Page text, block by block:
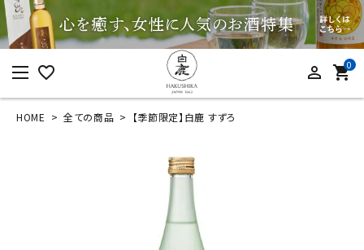
favorite_border person_outline 0
shopping_cart
ログイン 新規会員登録
HOME 全ての商品 【季節限定】白鹿 すずろ